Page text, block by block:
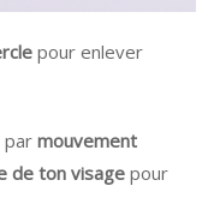
pour enlever
par mouvement
de ton visage pour